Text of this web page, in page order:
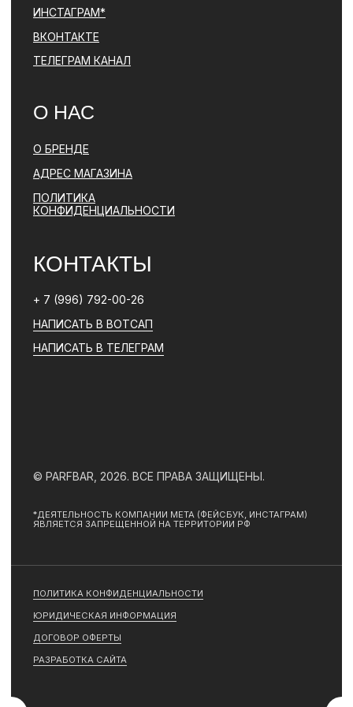
РАЗРАБОТКА САЙТА
ПОЛИТИКА КОНФИДЕНЦИАЛЬНОСТИ
ЮРИДИЧЕСКАЯ ИНФОРМАЦИЯ